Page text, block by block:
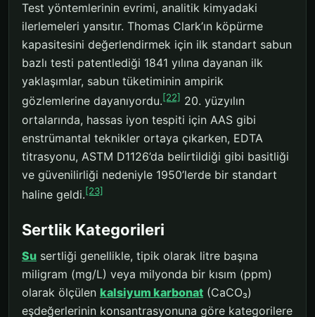
Test yöntemlerinin evrimi, analitik kimyadaki
ilerlemeleri yansıtır. Thomas Clark’ın köpürme
kapasitesini değerlendirmek için ilk standart sabun
bazlı testi patentlediği 1841 yılına dayanan ilk
yaklaşımlar, sabun tüketiminin ampirik
gözlemlerine dayanıyordu.[22] 20. yüzyılın
ortalarında, hassas iyon tespiti için AAS gibi
enstrümantal teknikler ortaya çıkarken, EDTA
titrasyonu, ASTM D1126’da belirtildiği gibi basitliği
ve güvenilirliği nedeniyle 1950’lerde bir standart
haline geldi.[23]
Sertlik Kategorileri
Su sertliği genellikle, tipik olarak litre başına
miligram (mg/L) veya milyonda bir kısım (ppm)
olarak ölçülen kalsiyum karbonat (CaCO₃)
eşdeğerlerinin konsantrasyonuna göre kategorilere